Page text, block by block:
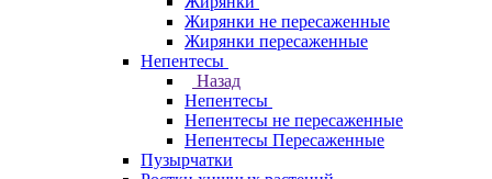
Жирянки не пересаженные
Жирянки пересаженные
Непентесы
Назад
Непентесы
Непентесы не пересаженные
Непентесы Пересаженные
Пузырчатки